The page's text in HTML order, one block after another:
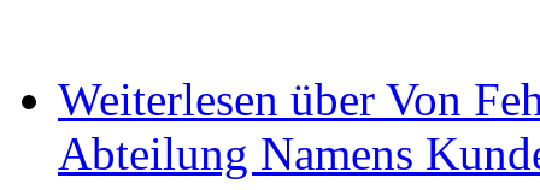
Weiterlesen über Von
Abteilung Namens